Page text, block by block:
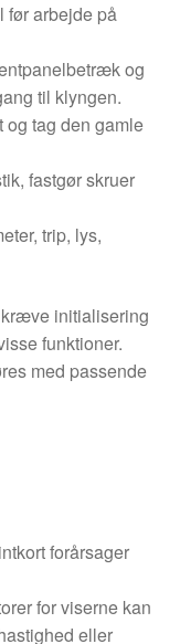
før arbejde på
og
til klyngen.
og tag den gamle
fastgør skruer
trip, lys,
initialisering
funktioner.
med passende
forårsager
for viserne kan
eller